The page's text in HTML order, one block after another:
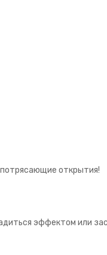
открытия!
эффектом или